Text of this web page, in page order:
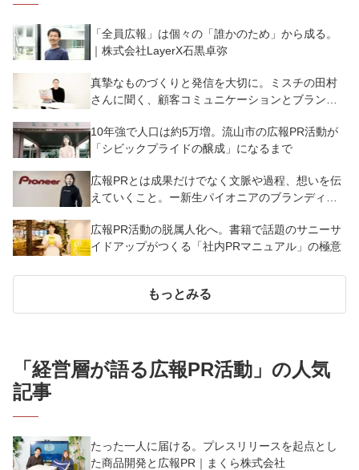
「全員広報」は個々の「誰かのため」から成る。
｜株式会社LayerX石黒卓弥
真摯なものづくりと発信を大切に。ミスチの田村
さんに聞く、顧客コミュニケーションとブランド
10年強で人口は約5万増。流山市の広報PR活動が
「シビックプライドの醸成」になるまで
広報PRとは成果だけでなく文脈や過程、想いを伝
えていくこと。ー新生パイオニアのブランディン
広報PR活動の脱属人化へ。書籍で話題のサニーサ
イドアップがつくる「社内PRマニュアル」の極意
もっとみる
「 経営層が語る広報PR活動 」の人気
記事
たった一人に届ける。プレスリリースを起点とし
た商品開発と広報PR｜まくら株式会社